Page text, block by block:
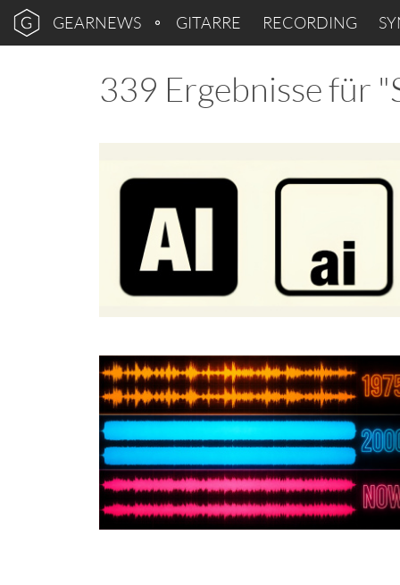
GEARNEWS GITARRE RECORDING
339 Ergebnisse für